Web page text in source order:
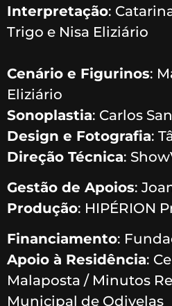
Interpretação:
Trigo e Nisa Eliziário
Cenário e Figurinos:
Eliziário
Sonoplastia: Carlos
Design e Fotografia:
Direção Técnica:
Gestão de Apoios:
Produção: HIPÉRION
Financiamento:
Apoio à Residência:
Malaposta / Minutos
Municipal de Odivelas